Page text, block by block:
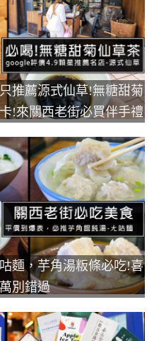
推薦源式仙草!無糖甜菊
!來關西老街必買伴手禮
麵，芋角湯粄條必吃!喜
別錯過